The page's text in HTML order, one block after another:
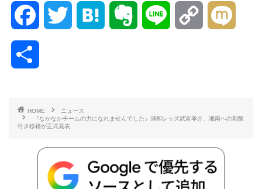
b
o
r t n
HOME
ニュース
『なかなかチームの力になれませんでした』浦和レッズ武富孝介、湘南への期限
付き移籍が正式発表